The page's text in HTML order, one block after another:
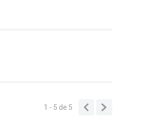
1 - 5 de 5